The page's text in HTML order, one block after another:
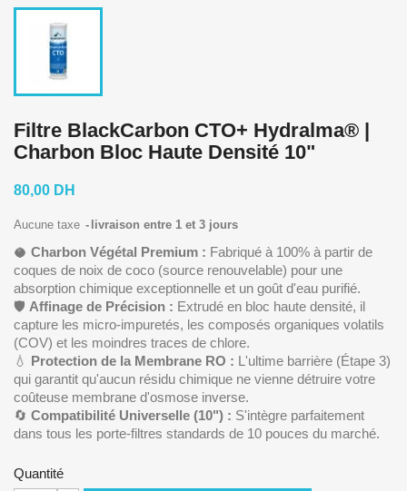
Filtre BlackCarbon CTO+ Hydralma® |
Charbon Bloc Haute Densité 10"
80,00 DH
Aucune taxe livraison entre 1 et 3 jours
🥥 Charbon Végétal Premium : Fabriqué à 100% à partir de
coques de noix de coco (source renouvelable) pour une
absorption chimique exceptionnelle et un goût d'eau purifié.
🛡️ Affinage de Précision : Extrudé en bloc haute densité, il
capture les micro-impuretés, les composés organiques volatils
(COV) et les moindres traces de chlore.
💧 Protection de la Membrane RO : L'ultime barrière (Étape 3)
qui garantit qu'aucun résidu chimique ne vienne détruire votre
coûteuse membrane d'osmose inverse.
🔄 Compatibilité Universelle (10") : S'intègre parfaitement
dans tous les porte-filtres standards de 10 pouces du marché.
Quantité